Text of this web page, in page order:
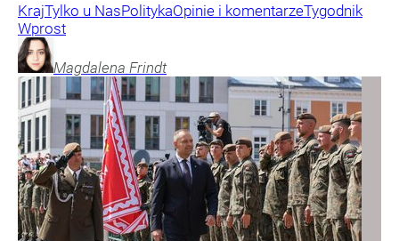
KrajTylko u NasPolitykaOpinie i komentarzeTygodnik
Wprost
Magdalena Frindt